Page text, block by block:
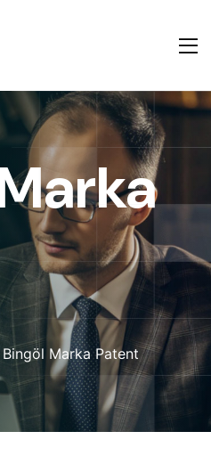
Bingöl Marka Patent